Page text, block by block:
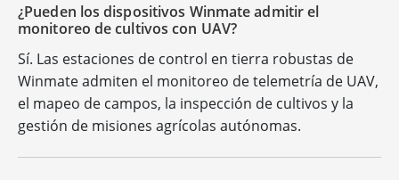
¿Pueden los dispositivos Winmate admitir el
monitoreo de cultivos con UAV?
Sí. Las estaciones de control en tierra robustas de
Winmate admiten el monitoreo de telemetría de UAV,
el mapeo de campos, la inspección de cultivos y la
gestión de misiones agrícolas autónomas.